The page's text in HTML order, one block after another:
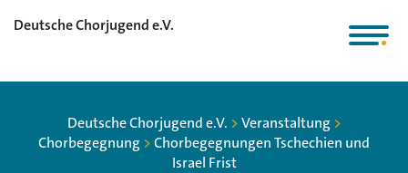
Deutsche Chorjugend e.V.
Deutsche Chorjugend e.V. >Veranstaltung >
Chorbegegnung >Chorbegegnungen Tschechien und
Israel Frist